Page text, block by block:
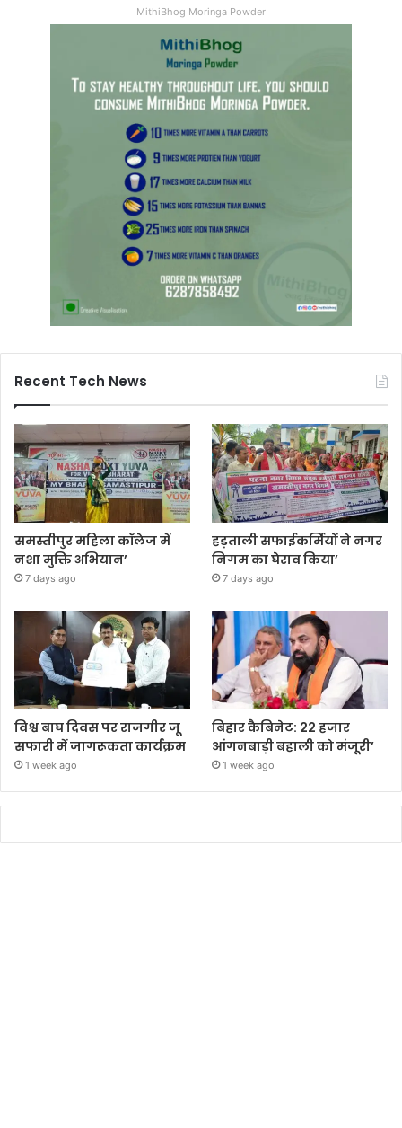
MithiBhog Moringa Powder
Recent Tech News
समस्तीपुर महिला कॉलेज में
नशा मुक्ति अभियान’
7 days ago
हड़ताली सफाईकर्मियों ने नगर
निगम का घेराव किया’
7 days ago
विश्व बाघ दिवस पर राजगीर जू
सफारी में जागरूकता कार्यक्रम
1 week ago
बिहार कैबिनेट: 22 हजार
आंगनबाड़ी बहाली को मंजूरी’
1 week ago